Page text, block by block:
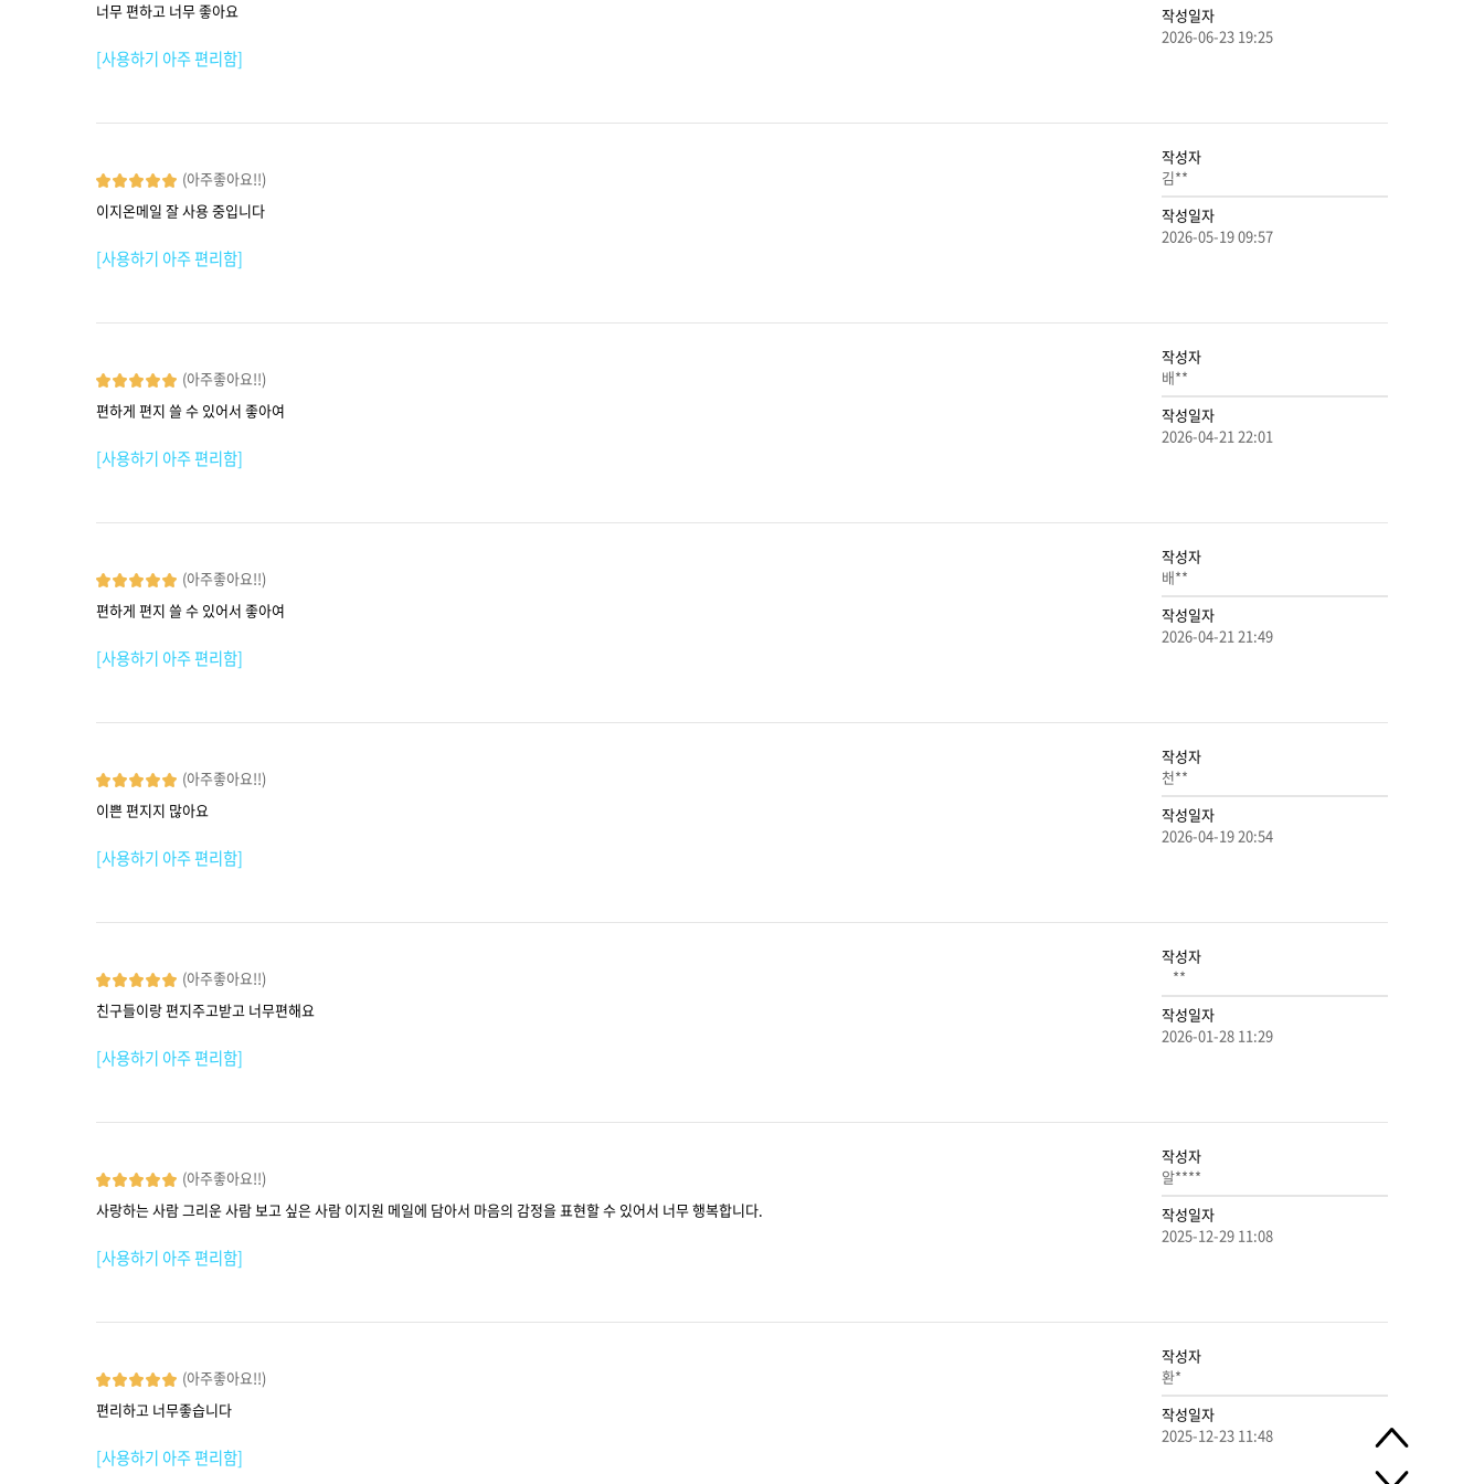
작성일자
2026-06-23 19:25
너무 편하고 너무 좋아요
[사용하기 아주 편리함]
작성자
김**
작성일자
2026-05-19 09:57
(아주좋아요!!)
이지온메일 잘 사용 중입니다
[사용하기 아주 편리함]
작성자
배**
작성일자
2026-04-21 22:01
(아주좋아요!!)
편하게 편지 쓸 수 있어서 좋아여
[사용하기 아주 편리함]
작성자
배**
작성일자
2026-04-21 21:49
(아주좋아요!!)
편하게 편지 쓸 수 있어서 좋아여
[사용하기 아주 편리함]
작성자
천**
작성일자
2026-04-19 20:54
(아주좋아요!!)
이쁜 편지지 많아요
[사용하기 아주 편리함]
작성자
⠀**
작성일자
2026-01-28 11:29
(아주좋아요!!)
친구들이랑 편지주고받고 너무편해요
[사용하기 아주 편리함]
작성자
알****
작성일자
2025-12-29 11:08
(아주좋아요!!)
사랑하는 사람 그리운 사람 보고 싶은 사람 이지원 메일에 담아서 마음의 감정을 표현할 수 있어서 너무 행복합니다.
[사용하기 아주 편리함]
작성자
환*
작성일자
2025-12-23 11:48
(아주좋아요!!)
편리하고 너무좋습니다
[사용하기 아주 편리함]